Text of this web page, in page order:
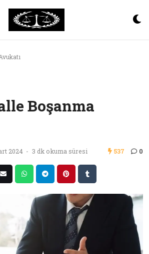
Boşanma
2024 - 3 dk okuma süresi 537 0